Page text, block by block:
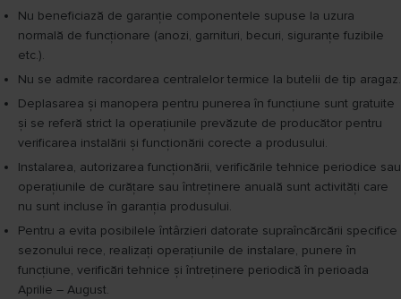
Nu beneficiază de garanţie componentele supuse la uzura
normală de funcţionare (anozi, garnituri, becuri, siguranţe fuzibile
etc.).
Nu se admite racordarea centralelor termice la butelii de tip aragaz.
Deplasarea şi manopera pentru punerea în funcţiune sunt gratuite
şi se referă strict la operaţiunile prevăzute de producător pentru
verificarea instalării şi funcţionării corecte a produsului.
Instalarea, autorizarea funcţionării, verificările tehnice periodice sau
operaţiunile de curăţare sau întreţinere anuală sunt activităţi care
nu sunt incluse în garanţia produsului.
Pentru a evita posibilele întârzieri datorate supraîncărcării specifice
sezonului rece, realizaţi operaţiunile de instalare, punere în
funcţiune, verificări tehnice şi întreţinere periodică în perioada
Aprilie – August.